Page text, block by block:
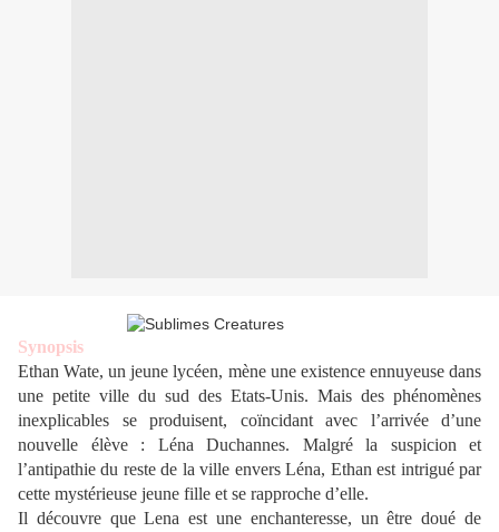
Synopsis
Ethan Wate, un jeune lycéen, mène une existence ennuyeuse dans
une petite ville du sud des Etats-Unis. Mais des phénomènes
inexplicables se produisent, coïncidant avec l’arrivée d’une
nouvelle élève : Léna Duchannes. Malgré la suspicion et
l’antipathie du reste de la ville envers Léna, Ethan est intrigué par
cette mystérieuse jeune fille et se rapproche d’elle.
Il découvre que Lena est une enchanteresse, un être doué de